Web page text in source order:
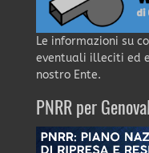
Le informazioni su
eventuali illeciti ed
nostro Ente.
PNRR per